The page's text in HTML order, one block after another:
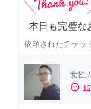
本日も完璧な
依頼されたチケッ
女性 /
sentiment_satisfied